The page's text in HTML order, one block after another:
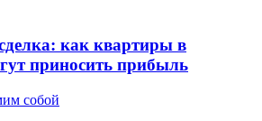
как квартиры в
приносить прибыль